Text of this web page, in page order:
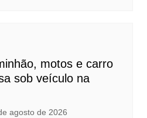
motos e carro
sob veículo na
agosto de 2026